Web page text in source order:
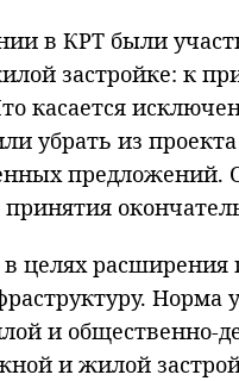
в КРТ были
застройке: к
касается
убрать из
целях
Норма
и общественно-
и жилой